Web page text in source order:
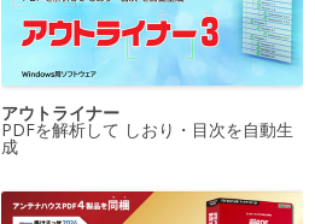
アウトライナー
PDFを解析して しおり・目次を自動生
成